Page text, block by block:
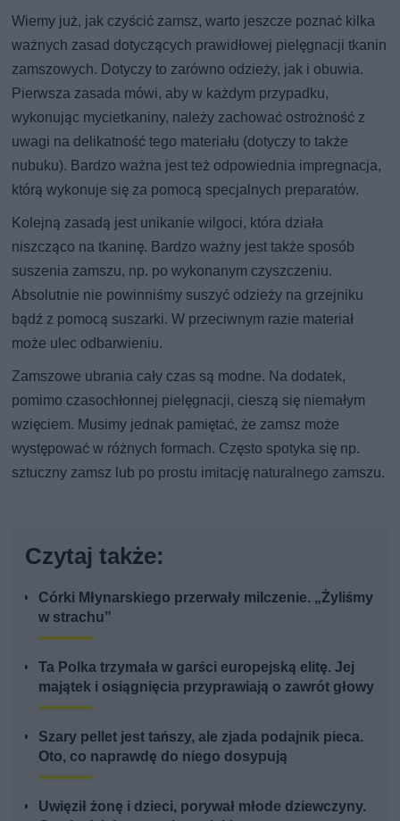
Wiemy już, jak czyścić zamsz, warto jeszcze poznać kilka
ważnych zasad dotyczących prawidłowej pielęgnacji tkanin
zamszowych. Dotyczy to zarówno odzieży, jak i obuwia.
Pierwsza zasada mówi, aby w każdym przypadku,
wykonując mycietkaniny, należy zachować ostrożność z
uwagi na delikatność tego materiału (dotyczy to także
nubuku). Bardzo ważna jest też odpowiednia impregnacja,
którą wykonuje się za pomocą specjalnych preparatów.
Kolejną zasadą jest unikanie wilgoci, która działa
niszcząco na tkaninę. Bardzo ważny jest także sposób
suszenia zamszu, np. po wykonanym czyszczeniu.
Absolutnie nie powinniśmy suszyć odzieży na grzejniku
bądź z pomocą suszarki. W przeciwnym razie materiał
może ulec odbarwieniu.
Zamszowe ubrania cały czas są modne. Na dodatek,
pomimo czasochłonnej pielęgnacji, cieszą się niemałym
wzięciem. Musimy jednak pamiętać, że zamsz może
występować w różnych formach. Często spotyka się np.
sztuczny zamsz lub po prostu imitację naturalnego zamszu.
Czytaj także:
Córki Młynarskiego przerwały milczenie. „Żyliśmy
w strachu”
Ta Polka trzymała w garści europejską elitę. Jej
majątek i osiągnięcia przyprawiają o zawrót głowy
Szary pellet jest tańszy, ale zjada podajnik pieca.
Oto, co naprawdę do niego dosypują
Uwięził żonę i dzieci, porywał młode dziewczyny.